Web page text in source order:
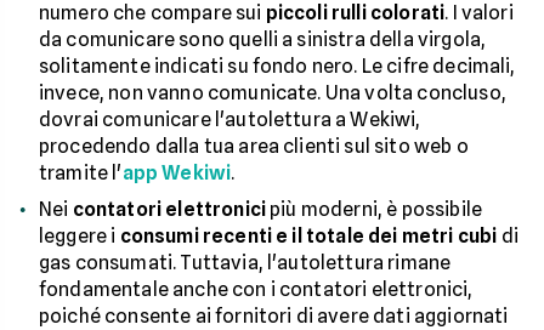
numero che compare sui piccoli rulli colorati. I valori
da comunicare sono quelli a sinistra della virgola,
solitamente indicati su fondo nero. Le cifre decimali,
invece, non vanno comunicate. Una volta concluso,
dovrai comunicare l'autolettura a Wekiwi,
procedendo dalla tua area clienti sul sito web o
tramite l'app Wekiwi.
Nei contatori elettronici più moderni, è possibile
leggere i consumi recenti e il totale dei metri cubi di
gas consumati. Tuttavia, l'autolettura rimane
fondamentale anche con i contatori elettronici,
poiché consente ai fornitori di avere dati aggiornati